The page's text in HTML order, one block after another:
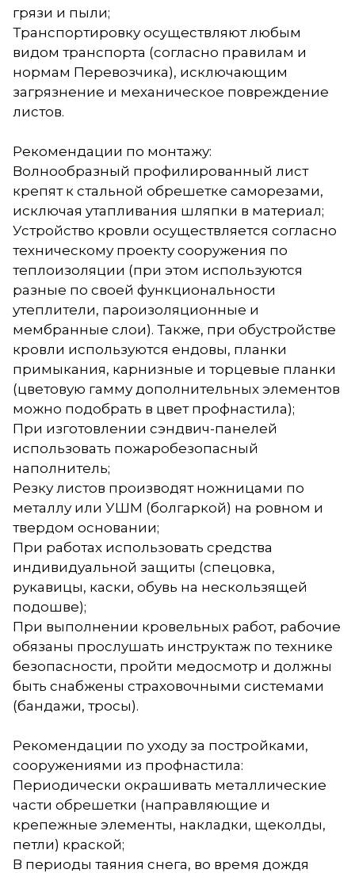
грязи и пыли;
Транспортировку осуществляют любым
видом транспорта (согласно правилам и
нормам Перевозчика), исключающим
загрязнение и механическое повреждение
листов.
Рекомендации по монтажу:
Волнообразный профилированный лист
крепят к стальной обрешетке саморезами,
исключая утапливания шляпки в материал;
Устройство кровли осуществляется согласно
техническому проекту сооружения по
теплоизоляции (при этом используются
разные по своей функциональности
утеплители, пароизоляционные и
мембранные слои). Также, при обустройстве
кровли используются ендовы, планки
примыкания, карнизные и торцевые планки
(цветовую гамму дополнительных элементов
можно подобрать в цвет профнастила);
При изготовлении сэндвич-панелей
использовать пожаробезопасный
наполнитель;
Резку листов производят ножницами по
металлу или УШМ (болгаркой) на ровном и
твердом основании;
При работах использовать средства
индивидуальной защиты (спецовка,
рукавицы, каски, обувь на нескользящей
подошве);
При выполнении кровельных работ, рабочие
обязаны прослушать инструктаж по технике
безопасности, пройти медосмотр и должны
быть снабжены страховочными системами
(бандажи, тросы).
Рекомендации по уходу за постройками,
сооружениями из профнастила:
Периодически окрашивать металлические
части обрешетки (направляющие и
крепежные элементы, накладки, щеколды,
петли) краской;
В периоды таяния снега, во время дождя